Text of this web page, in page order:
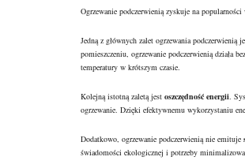
Ogrzewanie podczerwienią zyskuje na
Jedną z głównych zalet ogrzewania podczerwienią
pomieszczeniu, ogrzewanie podczerwienią działa
temperatury w krótszym czasie.
Kolejną istotną zaletą jest oszczędność energii.
ogrzewanie. Dzięki efektywnemu wykorzystaniu
Dodatkowo, ogrzewanie podczerwienią nie emituje
świadomości ekologicznej i potrzeby